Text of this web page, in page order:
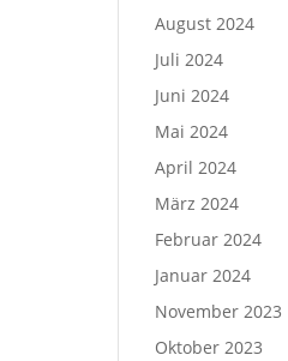
August 2024
Juli 2024
Juni 2024
Mai 2024
April 2024
März 2024
Februar 2024
Januar 2024
November 2023
Oktober 2023